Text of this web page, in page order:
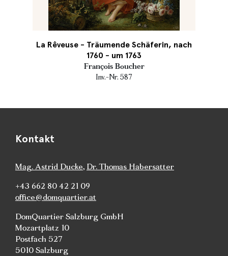
La Rêveuse - Träumende Schäferin, nach
1760 - um 1763
François Boucher
Inv.-Nr. 587
Kontakt
Mag. Astrid Ducke, Dr. Thomas Habersatter
+43 662 80 42 21 09
office@domquartier.at
DomQuartier Salzburg GmbH
Mozartplatz 10
Postfach 527
5010 Salzburg